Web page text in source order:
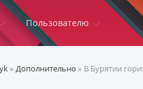
Пользователю
» Дополнительно » В Бурятии